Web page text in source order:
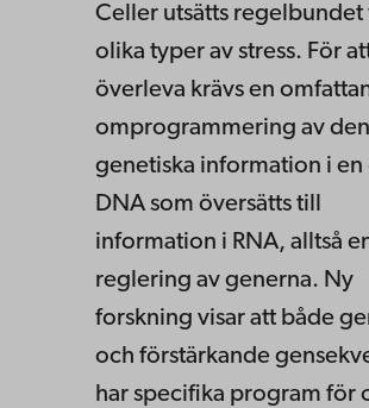
Celler utsätts regelbundet
olika typer av stress. För
överleva krävs en
omprogrammering av den
genetiska information i en
DNA som översätts till
information i RNA, alltså
reglering av generna. Ny
forskning visar att både
och förstärkande
har specifika program för